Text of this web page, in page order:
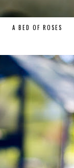
A BED OF ROSES